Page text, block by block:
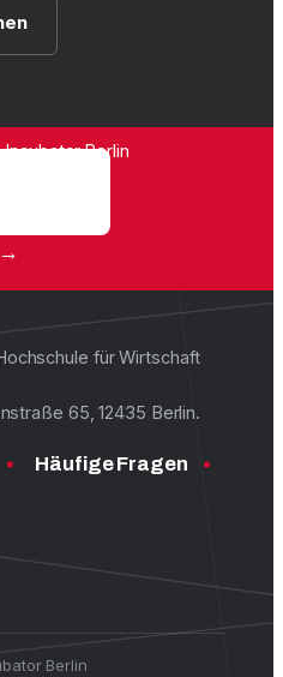
für Wirtschaft
65, 12435 Berlin.
Häufige Fragen
Berlin